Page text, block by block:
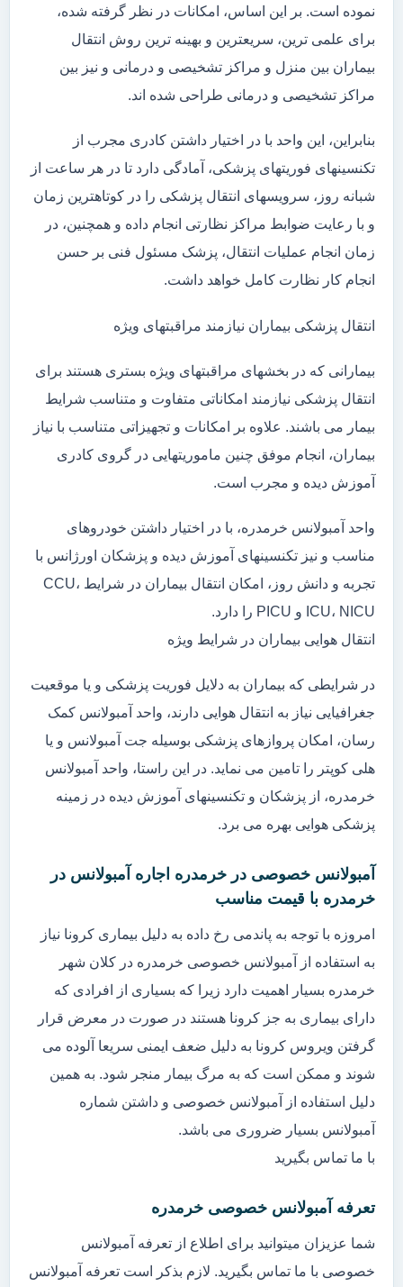
نموده است. بر این اساس، امکانات در نظر گرفته شده،
برای علمی ترین، سریعترین و بهینه ترین روش انتقال
بیماران بین منزل و مراکز تشخیصی و درمانی و نیز بین
مراکز تشخیصی و درمانی طراحی شده اند.
بنابراین، این واحد با در اختیار داشتن کادری مجرب از
تکنسینهای فوریتهای پزشکی، آمادگی دارد تا در هر ساعت از
شبانه روز، سرویسهای انتقال پزشکی را در کوتاهترین زمان
و با رعایت ضوابط مراکز نظارتی انجام داده و همچنین، در
زمان انجام عملیات انتقال، پزشک مسئول فنی بر حسن
انجام کار نظارت کامل خواهد داشت.
انتقال پزشکی بیماران نیازمند مراقبتهای ویژه
بیمارانی که در بخشهای مراقبتهای ویژه بستری هستند برای
انتقال پزشکی نیازمند امکاناتی متفاوت و متناسب شرایط
بیمار می باشند. علاوه بر امکانات و تجهیزاتی متناسب با نیاز
بیماران، انجام موفق چنین ماموریتهایی در گروی کادری
آموزش دیده و مجرب است.
واحد آمبولانس خرمدره، با در اختیار داشتن خودروهای
مناسب و نیز تکنسینهای آموزش دیده و پزشکان اورژانس با
تجربه و دانش روز، امکان انتقال بیماران در شرایط CCU،
ICU، NICU و PICU را دارد.
انتقال هوایی بیماران در شرایط ویژه
در شرایطی که بیماران به دلایل فوریت پزشکی و یا موقعیت
جغرافیایی نیاز به انتقال هوایی دارند، واحد آمبولانس کمک
رسان، امکان پروازهای پزشکی بوسیله جت آمبولانس و یا
هلی کوپتر را تامین می نماید. در این راستا، واحد آمبولانس
خرمدره، از پزشکان و تکنسینهای آموزش دیده در زمینه
پزشکی هوایی بهره می برد.
آمبولانس خصوصی در خرمدره اجاره آمبولانس در
خرمدره با قیمت مناسب
امروزه با توجه به پاندمی رخ داده به دلیل بیماری کرونا نیاز
به استفاده از آمبولانس خصوصی خرمدره در کلان شهر
خرمدره بسیار اهمیت دارد زیرا که بسیاری از افرادی که
دارای بیماری به جز کرونا هستند در صورت در معرض قرار
گرفتن ویروس کرونا به دلیل ضعف ایمنی سریعا آلوده می
شوند و ممکن است که به مرگ بیمار منجر شود. به همین
دلیل استفاده از آمبولانس خصوصی و داشتن شماره
آمبولانس بسیار ضروری می باشد.
با ما تماس بگیرید
تعرفه آمبولانس خصوصی خرمدره
شما عزیزان میتوانید برای اطلاع از تعرفه آمبولانس
خصوصی با ما تماس بگیرید. لازم بذکر است تعرفه آمبولانس